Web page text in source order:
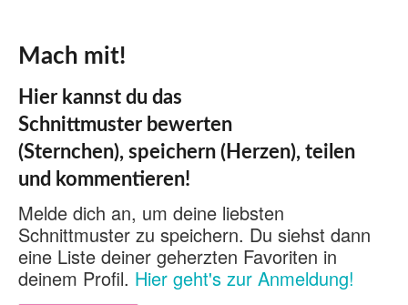
Mach mit!
Hier kannst du das
Schnittmuster bewerten
(Sternchen), speichern (Herzen), teilen
und kommentieren!
Melde dich an, um deine liebsten
Schnittmuster zu speichern. Du siehst dann
eine Liste deiner geherzten Favoriten in
deinem Profil. Hier geht's zur Anmeldung!